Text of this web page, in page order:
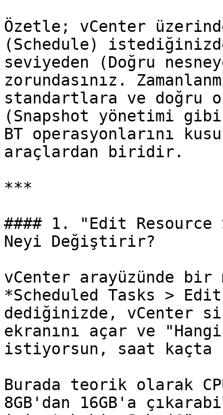
Özetle; vCenter
(Schedule)
seviyeden (Doğru
zorundasınız.
standartlara ve doğru
(Snapshot yönetimi
BT operasyonlarını
araçlardan biridir.
***
#### 1. "Edit
Neyi Değiştirir?
vCenter arayüzünde bir
*Scheduled Tasks >
dediğinizde, vCenter
ekranını açar ve
istiyorsun, saat kaçta
Burada teorik olarak
8GB'dan 16GB'a